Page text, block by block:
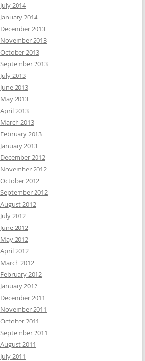
July 2014
January 2014
December 2013
November 2013
October 2013
September 2013
July 2013
June 2013
May 2013
April 2013
March 2013
February 2013
January 2013
December 2012
November 2012
October 2012
September 2012
August 2012
July 2012
June 2012
May 2012
April 2012
March 2012
February 2012
January 2012
December 2011
November 2011
October 2011
September 2011
August 2011
July 2011